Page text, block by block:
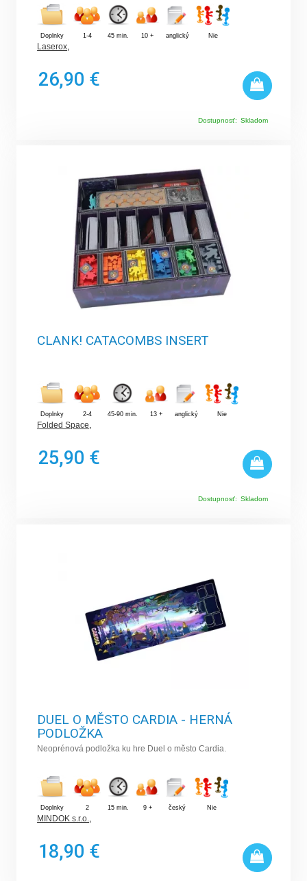
Doplnky 1-4 45 min. 10 + anglický Nie
Laserox,
26,90 €
Dostupnosť: Skladom
CLANK! CATACOMBS INSERT
Doplnky 2-4 45-90 min. 13 + anglický Nie
Folded Space,
25,90 €
Dostupnosť: Skladom
DUEL O MĚSTO CARDIA - HERNÁ
PODLOŽKA
Neoprénová podložka ku hre Duel o město Cardia.
Doplnky 2 15 min. 9 + český Nie
MINDOK s.r.o.
18,90 €